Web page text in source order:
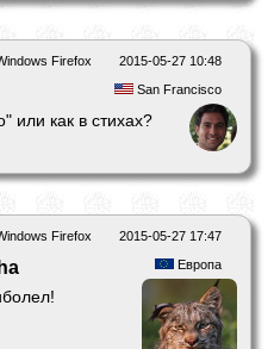
2015-05-27 10:48
Firefox
San Francisco
или как в стихах?
2015-05-27 17:47
Firefox
Европа